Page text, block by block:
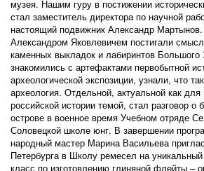
музея. Нашим гуру в постижении
стал заместитель директора по научной
настоящий подвижник Александр
Александром Яковлевичем постигали
каменных выкладок и лабиринтов Большого
знакомились с артефактами первобытной
археологической экспозиции, узнали, что
археология. Отдельной, актуальной как
российской истории темой, стал разговор о
острове в военное время Учебном отряде
Соловецкой школе юнг. В завершении
народный мастер Марина Васильева
Петербурга в Школу ремесел на
класс по изготовлению глиняной флейты –